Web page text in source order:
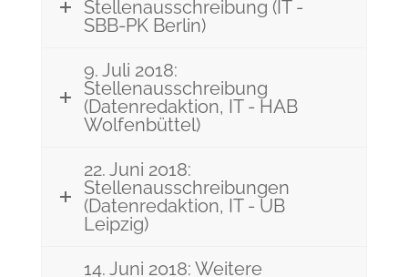
Stellenausschreibung (IT -
SBB-PK Berlin)
9. Juli 2018:
Stellenausschreibung
(Datenredaktion, IT - HAB
Wolfenbüttel)
22. Juni 2018:
Stellenausschreibungen
(Datenredaktion, IT - UB
Leipzig)
14. Juni 2018: Weitere